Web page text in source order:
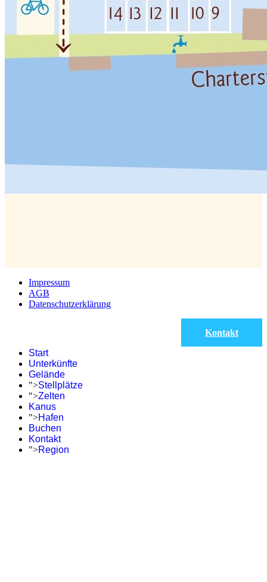
Impressum
AGB
Datenschutzerklärung
Kontakt
Start
Unterkünfte
Gelände
">Stellplätze
">Zelten
Kanus
">Hafen
Buchen
Kontakt
">Region